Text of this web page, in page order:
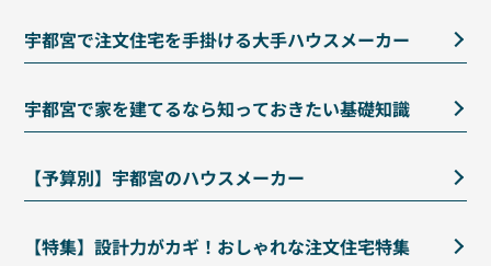
宇都宮で注文住宅を手掛ける大手ハウスメーカー
宇都宮で家を建てるなら知っておきたい基礎知識
【予算別】宇都宮のハウスメーカー
【特集】設計力がカギ！おしゃれな注文住宅特集